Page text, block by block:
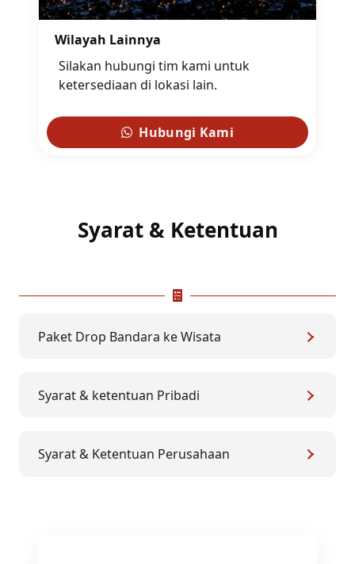
Wilayah Lainnya
Silakan hubungi tim kami untuk
ketersediaan di lokasi lain.
Hubungi Kami
Syarat & Ketentuan
Paket Drop Bandara ke Wisata
Syarat & ketentuan Pribadi
Syarat & Ketentuan Perusahaan